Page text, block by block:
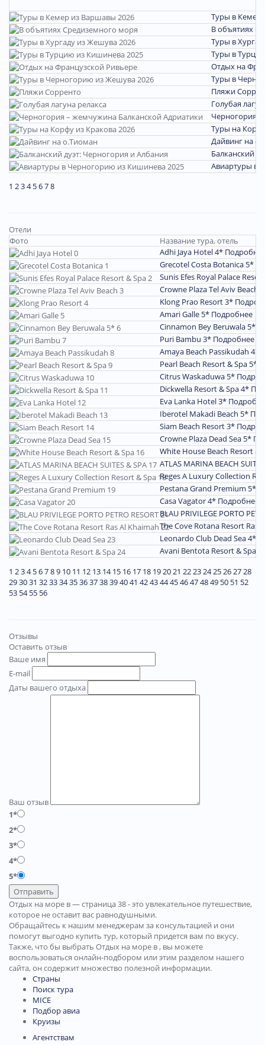
Туры в Кемер
В объятиях
Туры в
Туры в
Отдых на
Туры в
Пляжи
Голубая
Черногория
Туры на
Дайвинг на
Балканский
Авиартуры в
1 234 5678
Отели
Фото
Название тура, отель
Adhi Jaya Hotel 4*
Grecotel Costa Botanica 5*
Sunis Efes Royal Palace
Crowne Plaza Tel Aviv Beach
Klong Prao Resort 3*
Amari Galle 5* Подробнее
Cinnamon Bey Beruwala 5*
Puri Bambu 3* Подробнее
Amaya Beach Passikudah 4*
Pearl Beach Resort & Spa 5*
Citrus Waskaduwa 5*
Dickwella Resort & Spa 4*
Eva Lanka Hotel 3*
Iberotel Makadi Beach 5*
Siam Beach Resort 3*
Crowne Plaza Dead Sea 5*
White House Beach Resort &
ATLAS MARINA BEACH
Reges A Luxury Collection
Pestana Grand Premium 5*
Casa Vagator 4* Подробнее
BLAU PRIVILEGE PORTO
The Cove Rotana Resort Ras
Leonardo Club Dead Sea 4*
Avani Bentota Resort & Spa
1 234 56789 10 11 12 13 14 15 16 17 18 19 20 21 22 23 24 25 26 27 28
293031 32333435363738394041 4243444546474849 50 51 52
53 54 55 56
Отзывы
Оставить отзыв
Ваше имя
E-mail
Даты вашего отдыха
Ваш отзыв
1*
2*
3*
4*
5*
Отправить
Отдых на море в — страница 38 - это увлекательное путешествие,
которое не оставит вас равнодушными.
Обращайтесь к нашим менеджерам за консультацией и они
помогут выгодно купить тур, который придется вам по вкусу.
Также, что бы выбрать Отдых на море в , вы можете
воспользоваться онлайн-подбором или этим разделом нашего
сайта, он содержит множество полезной информации.
Страны
Поиск тура
MICE
Подбор авиа
Круизы
Агентствам